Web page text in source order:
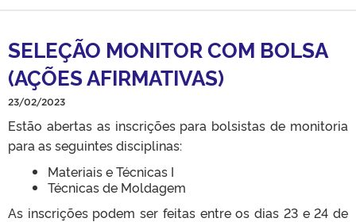
SELEÇÃO MONITOR COM BOLSA
(AÇÕES AFIRMATIVAS)
23/02/2023
Estão abertas as inscrições para bolsistas de monitoria
para as seguintes disciplinas:
Materiais e Técnicas I
Técnicas de Moldagem
As inscrições podem ser feitas entre os dias 23 e 24 de